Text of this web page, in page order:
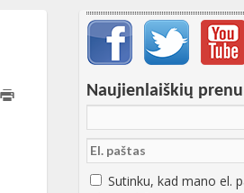
Svarbių įrašų meniu
Naujienlaiškių
Sutinku, kad mano el.